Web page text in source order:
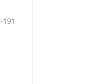
191